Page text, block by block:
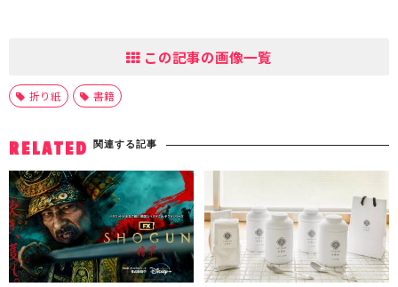
この記事の画像一覧
折り紙 書籍
RELATED 関連する記事